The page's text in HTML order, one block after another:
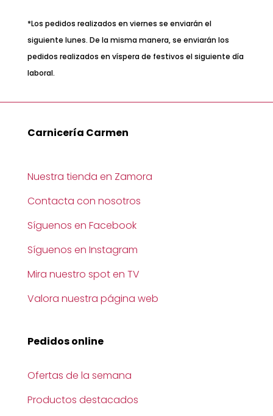
*Los pedidos realizados en viernes se enviarán el
siguiente lunes. De la misma manera, se enviarán los
pedidos realizados en víspera de festivos el siguiente día
laboral.
Carnicería Carmen
Nuestra tienda en Zamora
Contacta con nosotros
Síguenos en Facebook
Síguenos en Instagram
Mira nuestro spot en TV
Valora nuestra página web
Pedidos online
Ofertas de la semana
Productos destacados